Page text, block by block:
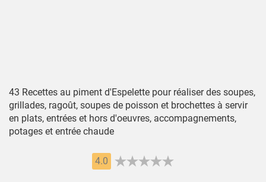
43 Recettes au piment d'Espelette pour réaliser des soupes,
grillades, ragoût, soupes de poisson et brochettes à servir
en plats, entrées et hors d'oeuvres, accompagnements,
potages et entrée chaude
4.0